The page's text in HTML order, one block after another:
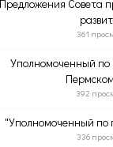
Предложения Совета
361
Уполномоченный по
392
"Уполномоченный по
336